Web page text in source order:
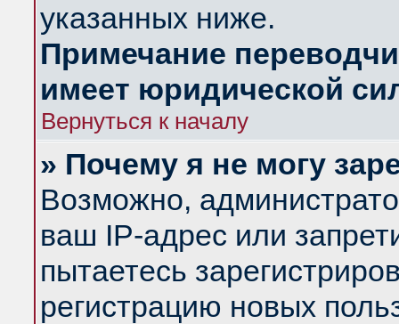
указанных ниже.
Примечание
имеет юридической
Вернуться к началу
» Почему я не могу
Возможно,
ваш IP-адрес или
пытаетесь
регистрацию новых